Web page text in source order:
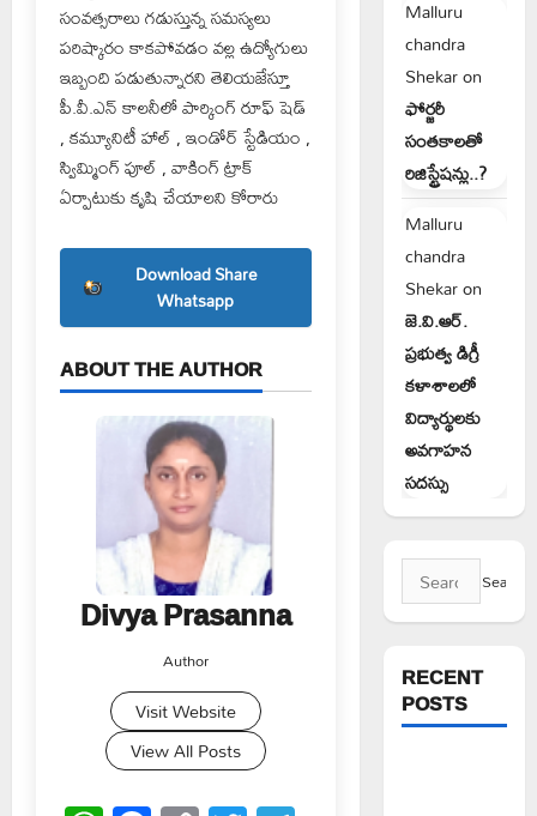
సంవత్సరాలు గడుస్తున్న సమస్యలు
పరిష్కారం కాకపోవడం వల్ల ఉద్యోగులు
ఇబ్బంది పడుతున్నారని తెలియజేస్తూ
పీ.వీ.ఎన్ కాలనీలో పార్కింగ్ రూఫ్ షెడ్
, కమ్యూనిటీ హాల్ , ఇండోర్ స్టేడియం ,
స్విమ్మింగ్ పూల్ , వాకింగ్ ట్రాక్
ఏర్పాటుకు కృషి చేయాలని కోరారు
Download Share
Whatsapp
ABOUT THE AUTHOR
Divya Prasanna
Author
Visit Website
View All Posts
Malluru
chandra
Shekaron
ఫోర్జరీ
సంతకాలతో
రిజిస్ట్రేషన్లు..?
Malluru
chandra
Shekaron
జె.వి.ఆర్.
ప్రభుత్వ డిగ్రీ
కళాశాలలో
విద్యార్థులకు
అవగాహన
సదస్సు
Search
for:
RECENT
POSTS